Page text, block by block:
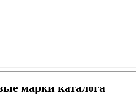
марки каталога